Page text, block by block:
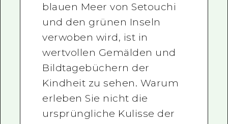
blauen Meer von Setouchi
und den grünen Inseln
verwoben wird, ist in
wertvollen Gemälden und
Bildtagebüchern der
Kindheit zu sehen. Warum
erleben Sie nicht die
ursprüngliche Kulisse der